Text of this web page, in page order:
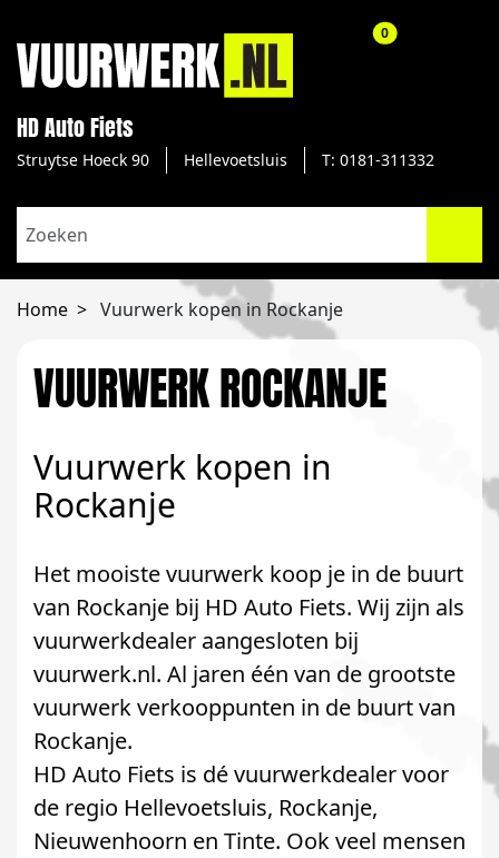
HD Auto Fiets
Struytse Hoeck 90 Hellevoetsluis T: 0181-311332
0aantal
Home Vuurwerk kopen in Rockanje
VUURWERK ROCKANJE
Vuurwerk kopen in
Rockanje
Het mooiste vuurwerk koop je in de buurt
van Rockanje bij HD Auto Fiets. Wij zijn als
vuurwerkdealer aangesloten bij
vuurwerk.nl. Al jaren één van de grootste
vuurwerk verkooppunten in de buurt van
Rockanje.
HD Auto Fiets is dé vuurwerkdealer voor
de regio Hellevoetsluis, Rockanje,
Nieuwenhoorn en Tinte. Ook veel mensen